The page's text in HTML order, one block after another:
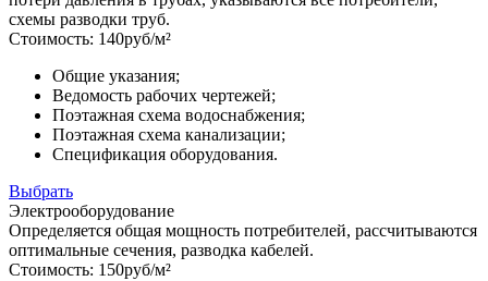
схемы разводки труб.
Стоимость: 140руб/м²
Общие указания;
Ведомость рабочих чертежей;
Поэтажная схема водоснабжения;
Поэтажная схема канализации;
Спецификация оборудования.
Выбрать
Электрооборудование
Определяется общая мощность потребителей, рассчитываются
оптимальные сечения, разводка кабелей.
Стоимость: 150руб/м²